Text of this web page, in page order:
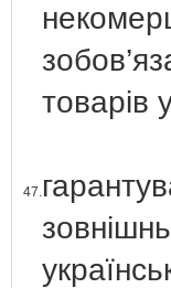
товарів
47.